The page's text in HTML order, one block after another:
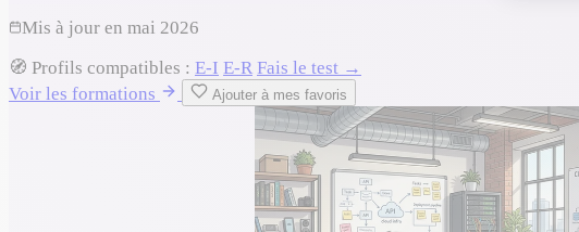
Mis à jour en mai 2026
🧭 Profils compatibles : E-I E-R Fais le test →
Voir les formations
Ajouter à mes favoris